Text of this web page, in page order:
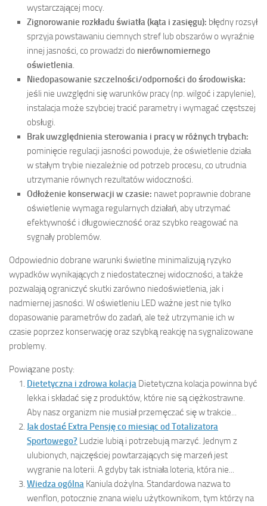
wystarczającej mocy.
Zignorowanie rozkładu światła (kąta i zasięgu): błędny rozsył
sprzyja powstawaniu ciemnych stref lub obszarów o wyraźnie
innej jasności, co prowadzi do nierównomiernego
oświetlenia.
Niedopasowanie szczelności/odporności do środowiska:
jeśli nie uwzględni się warunków pracy (np. wilgoć i zapylenie),
instalacja może szybciej tracić parametry i wymagać częstszej
obsługi.
Brak uwzględnienia sterowania i pracy w różnych trybach:
pominięcie regulacji jasności powoduje, że oświetlenie działa
w stałym trybie niezależnie od potrzeb procesu, co utrudnia
utrzymanie równych rezultatów widoczności.
Odłożenie konserwacji w czasie: nawet poprawnie dobrane
oświetlenie wymaga regularnych działań, aby utrzymać
efektywność i długowieczność oraz szybko reagować na
sygnały problemów.
Odpowiednio dobrane warunki świetlne minimalizują ryzyko
wypadków wynikających z niedostatecznej widoczności, a także
pozwalają ograniczyć skutki zarówno niedoświetlenia, jak i
nadmiernej jasności. W oświetleniu LED ważne jest nie tylko
dopasowanie parametrów do zadań, ale też utrzymanie ich w
czasie poprzez konserwację oraz szybką reakcję na sygnalizowane
problemy.
Powiązane posty:
Dietetyczna i zdrowa kolacja Dietetyczna kolacja powinna być
lekka i składać się z produktów, które nie są ciężkostrawne.
Aby nasz organizm nie musiał przemęczać się w trakcie...
Jak dostać Extra Pensję co miesiąc od Totalizatora
Sportowego? Ludzie lubią i potrzebują marzyć. Jednym z
ulubionych, najczęściej powtarzających się marzeń jest
wygranie na loterii. A gdyby tak istniała loteria, która nie...
Wiedza ogólna Kaniula dożylna. Standardowa nazwa to
wenflon, potocznie znana wielu użytkownikom, tym którzy na